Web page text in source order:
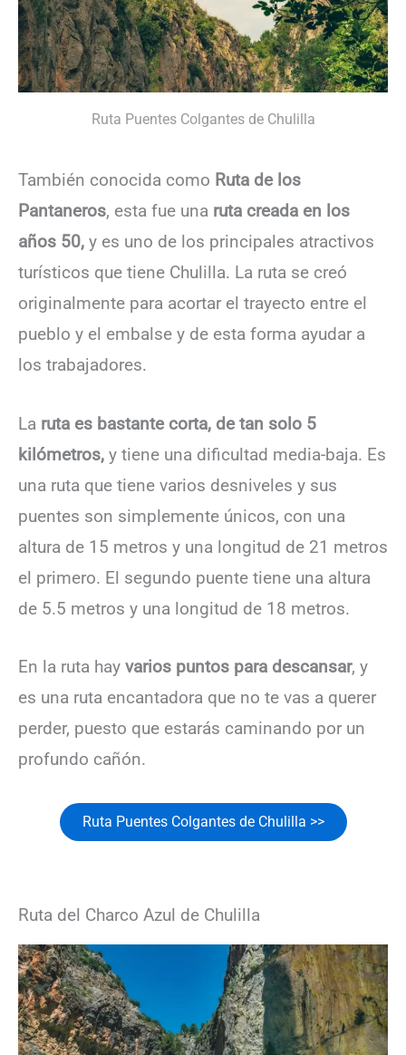
Ruta Puentes Colgantes de Chulilla
También conocida como Ruta de los
Pantaneros, esta fue una ruta creada en los
años 50, y es uno de los principales atractivos
turísticos que tiene Chulilla. La ruta se creó
originalmente para acortar el trayecto entre el
pueblo y el embalse y de esta forma ayudar a
los trabajadores.
La ruta es bastante corta, de tan solo 5
kilómetros, y tiene una dificultad media-baja. Es
una ruta que tiene varios desniveles y sus
puentes son simplemente únicos, con una
altura de 15 metros y una longitud de 21 metros
el primero. El segundo puente tiene una altura
de 5.5 metros y una longitud de 18 metros.
En la ruta hay varios puntos para descansar, y
es una ruta encantadora que no te vas a querer
perder, puesto que estarás caminando por un
profundo cañón.
Ruta Puentes Colgantes de Chulilla >>
Ruta del Charco Azul de Chulilla